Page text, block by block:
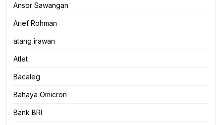
Ansor Sawangan
Arief Rohman
atang irawan
Atlet
Bacaleg
Bahaya Omicron
Bank BRI